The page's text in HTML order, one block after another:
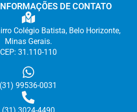
DE CONTATO
Colégio Batista, Belo Horizonte,
Minas Gerais.
CEP: 31.110-110
(31) 99536-0031